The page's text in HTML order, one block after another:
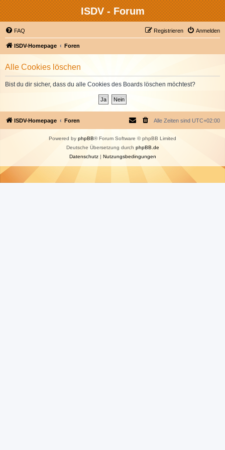
ISDV - Forum
FAQ Anmelden
Registrieren
ISDV-Homepage Foren
Alle Cookies löschen
Bist du dir sicher, dass du alle Cookies des Boards löschen möchtest?
ISDV-Homepage Foren Alle Zeiten sind UTC+02:00
Powered by phpBB® Forum Software © phpBB Limited
Deutsche Übersetzung durch phpBB.de
Datenschutz| Nutzungsbedingungen